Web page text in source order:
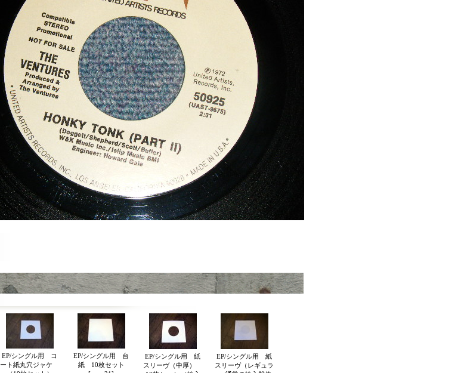
EP/シングル用 コ
ート紙丸穴ジャケ
EP/シングル用 台
紙 10枚セット
EP/シングル用 紙
スリーヴ（中厚）
EP/シングル用 紙
スリーヴ（レギュラ